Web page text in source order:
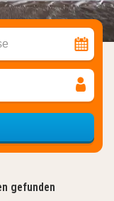
gefunden